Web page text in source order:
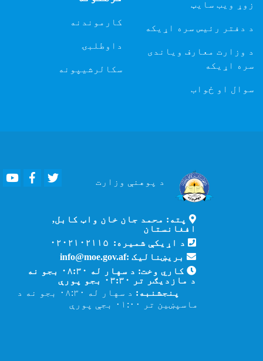
زوړ ویب سایټ
د دفتر رئیس سره اړیکه
د وزارت معارف ویاندی
سره اړیکه
سوال او ځواب
کارموندنه
داوطلبۍ
سکالرشیپونه
د پوهنې وزارت
YoutubeFacebook
پته: محمد جان خان واټ کابل,
افغانستان
د اړیکې شمیره: ۰۲۰۲۱۰۲۱۱۵
بریښنالیک :info@moe.gov.af
کاري وخت: د سهار له ۰۸:۳۰ بجو نه
د مازدیګر تر ۰۳:۳۰ بجو پورې
پنجشنبه:
د سهار له ۰۸:۳۰ بجو نه د
ماسپښین تر ۰۱:۰۰ بجې پورې